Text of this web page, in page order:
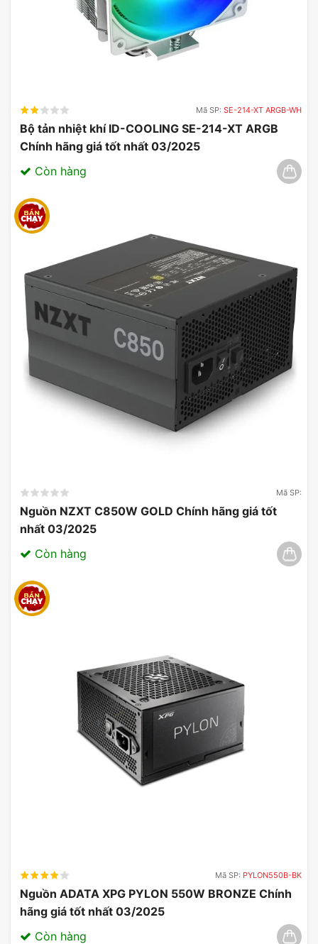
Mã SP: SE-214-XT ARGB-WH
Bộ tản nhiệt khí ID-COOLING SE-214-XT ARGB
Chính hãng giá tốt nhất 03/2025
Còn hàng
Mã SP:
Nguồn NZXT C850W GOLD Chính hãng giá tốt
nhất 03/2025
Còn hàng
Mã SP: PYLON550B-BK
Nguồn ADATA XPG PYLON 550W BRONZE Chính
hãng giá tốt nhất 03/2025
Còn hàng